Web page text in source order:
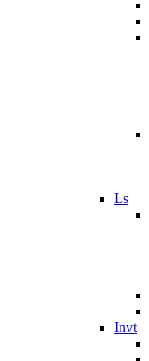
Ls
Invt